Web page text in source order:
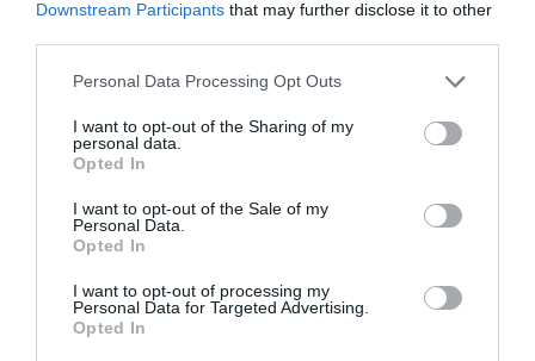
Downstream Participants that may further disclose it to other
Please note that this website/app uses one or more Google
not limited to your visit or usage behaviour. You may click to
grant or deny consent to Google and its third-party tags to
use your data for below specified purposes in below Google
consent section.
Personal Data Processing Opt Outs
I want to opt-out of the Sharing of my
personal data.
Opted In
I want to opt-out of the Sale of my
Personal Data.
Opted In
I want to opt-out of processing my
Personal Data for Targeted Advertising.
Opted In